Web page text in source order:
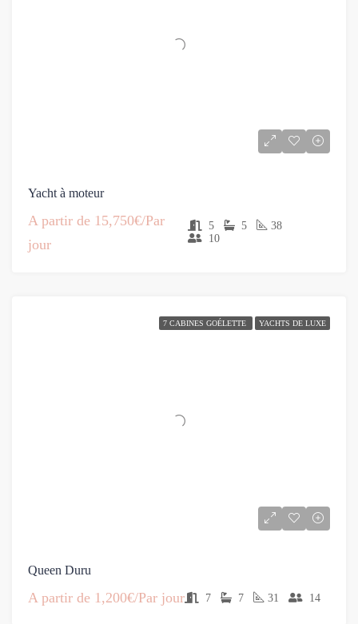
Yacht à moteur
A partir de 15,750€/Par
jour
5 5
38
10
7 CABINES GOÉLETTE YACHTS DE LUXE
Queen Duru
A partir de 1,200€/Par jour 7 7 31 14